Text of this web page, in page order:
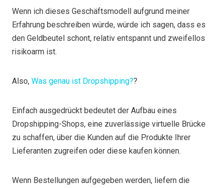
Wenn ich dieses Geschäftsmodell aufgrund meiner
Erfahrung beschreiben würde, würde ich sagen, dass es
den Geldbeutel schont, relativ entspannt und zweifellos
risikoarm ist.
Also, Was genau ist Dropshipping??
Einfach ausgedrückt bedeutet der Aufbau eines
Dropshipping-Shops, eine zuverlässige virtuelle Brücke
zu schaffen, über die Kunden auf die Produkte Ihrer
Lieferanten zugreifen oder diese kaufen können.
Wenn Bestellungen aufgegeben werden, liefern die